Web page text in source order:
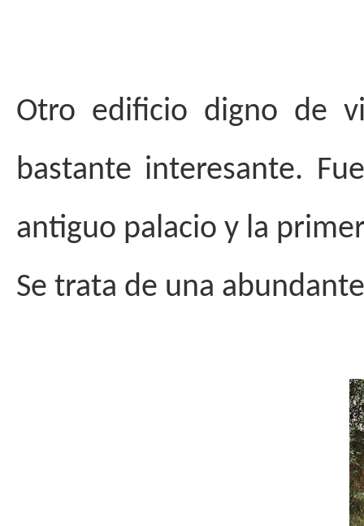
Otro edificio digno de
bastante interesante.
antiguo palacio y la
Se trata de una